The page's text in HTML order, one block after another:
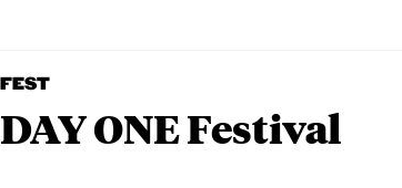
FEST
DAY ONE Festival